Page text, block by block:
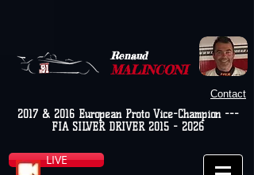
Renaud
MALINCONI
Contact
2017 & 2016 European Proto Vice-Champion ---
FIA SILVER DRIVER 2015 - 2026
LIVE